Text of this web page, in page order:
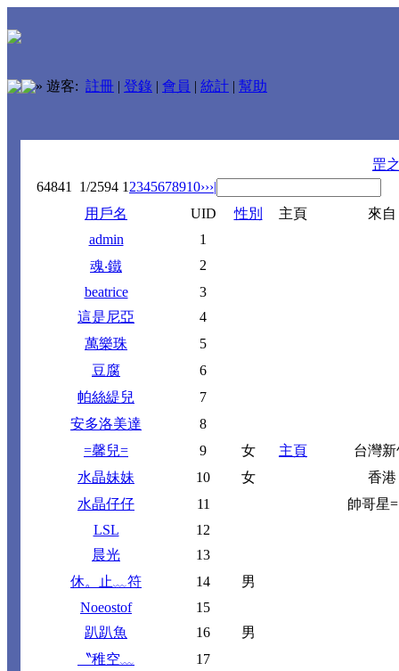
» 遊客: 註冊 | 登錄 | 會員 | 統計 | 幫助
罡
64841
1/2594 1 2345678910›››|
用戶名
UID 性別 主頁
來自
admin
1
魂‧鐵
2
beatrice
3
這是尼亞
4
萬樂珠
5
豆腐
6
帕絲緹兒
7
安多洛美達
8
=馨兒=
9 女 主頁
台灣
水晶妹妹
10 女
香港
水晶仔仔
11
帥哥星
LSL
12
晨光
13
休。止﹏符
14
男
Noeostof
15
趴趴魚
16
男
〝稚空﹏
17